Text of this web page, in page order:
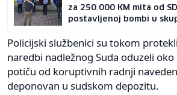
za 250.000 KM mita od
postavljenoj bombi u
Policijski službenici su tokom
naredbi nadležnog Suda oduzeli
potiču od koruptivnih radnji
deponovan u sudskom depozitu.